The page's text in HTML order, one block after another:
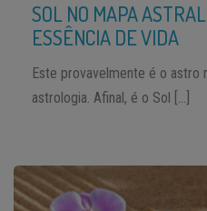
SOL NO MAPA
ESSÊNCIA DE VIDA
Este provavelmente é o astro
astrologia. Afinal, é o Sol […]